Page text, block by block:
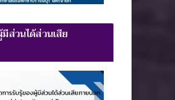
ส่วนได้ส่วนเสีย